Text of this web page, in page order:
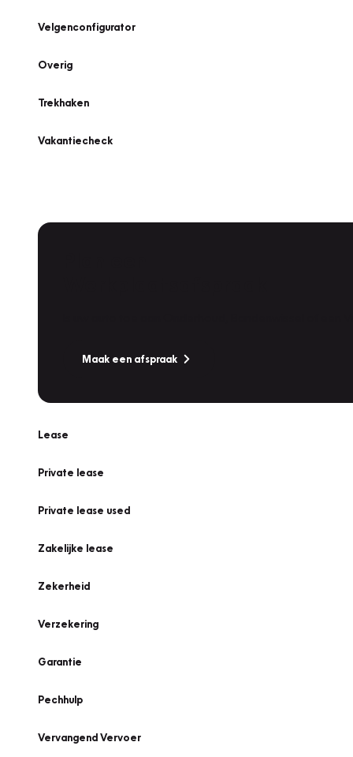
Velgenconfigurator
Overig
Trekhaken
Vakantiecheck
Maak een afspraak
Lease
Private lease
Private lease used
Zakelijke lease
Zekerheid
Verzekering
Garantie
Pechhulp
Vervangend Vervoer